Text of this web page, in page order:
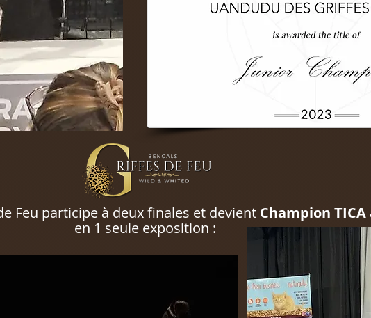
Feu participe à deux finales et devient Champion TICA
en 1 seule exposition :